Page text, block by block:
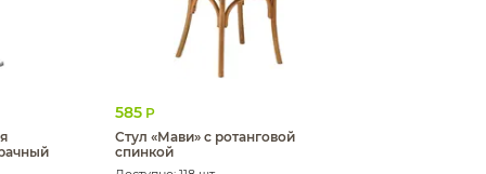
585 Р
Стул «Мави» с ротанговой
спинкой